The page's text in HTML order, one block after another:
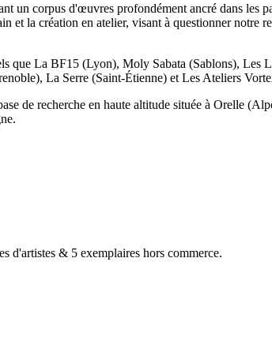
un corpus d'œuvres profondément ancré dans les
et la création en atelier, visant à questionner notre
que La BF15 (Lyon), Moly Sabata (Sablons), Les
La Serre (Saint-Étienne) et Les Ateliers
de recherche en haute altitude située à Orelle
d'artistes & 5 exemplaires hors commerce.